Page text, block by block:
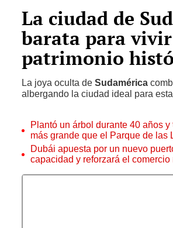
La ciudad de
barata para
patrimonio
La joya oculta de Sudamérica
albergando la ciudad ideal para
Plantó un árbol durante 40 años
más grande que el Parque de las
Dubái apuesta por un nuevo
capacidad y reforzará el comercio